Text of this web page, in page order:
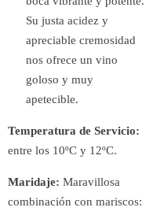
Su justa acidez y
apreciable cremosidad
nos ofrece un vino
goloso y muy
apetecible.
Temperatura de Servicio:
entre los 10ºC y 12ºC.
Maridaje: Maravillosa
combinación con mariscos: